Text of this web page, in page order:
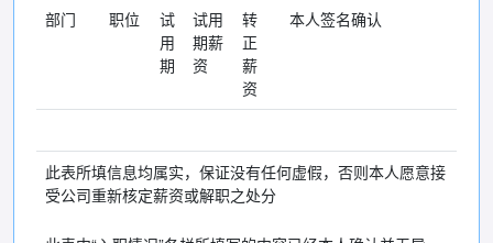
部门
职位
试
用
期
试用
期薪
资
转
正
薪
资
本人签名确认
此表所填信息均属实，保证没有任何虚假，否则本人愿意接
受公司重新核定薪资或解职之处分